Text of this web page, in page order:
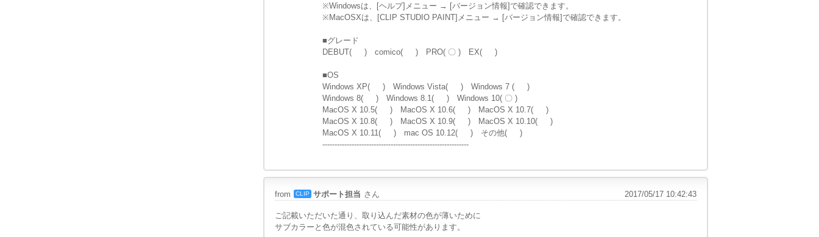
※Windowsは、[ヘルプ]メニュー → [バージョン情報]で確認できます。
※MacOSXは、[CLIP STUDIO PAINT]メニュー → [バージョン情報]で確認できます。
■グレード
DEBUT( ) comico( ) PRO( 〇 ) EX( )
■OS
Windows XP( ) Windows Vista( ) Windows 7 ( )
Windows 8( ) Windows 8.1( ) Windows 10( 〇 )
MacOS X 10.5( ) MacOS X 10.6( ) MacOS X 10.7( )
MacOS X 10.8( ) MacOS X 10.9( ) MacOS X 10.10( )
MacOS X 10.11( ) mac OS 10.12( ) その他( )
------------------------------------------------------------
from CLIP サポート担当 さん 2017/05/17 10:42:43
ご記載いただいた通り、取り込んだ素材の色が薄いために
サブカラーと色が混色されている可能性があります。